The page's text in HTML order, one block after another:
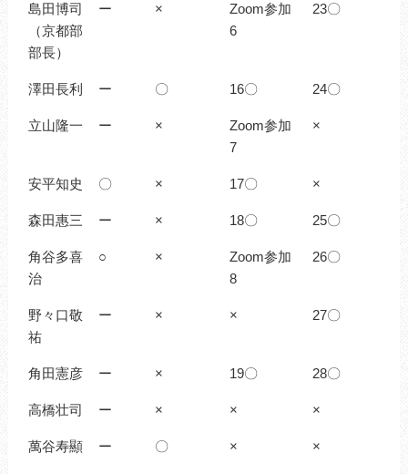
島田博司
（京都部
部長）
ー ×
Zoom参加
6
23〇
澤田長利 ー 〇 16〇 24〇
立山隆一 ー ×
Zoom参加
7
×
安平知史 〇 × 17〇 ×
森田惠三 ー × 18〇 25〇
角谷多喜
治
○ ×
Zoom参加
8
26〇
野々口敬
祐
ー × × 27〇
角田憲彦 ー × 19〇 28〇
高橋壮司 ー × × ×
萬谷寿顯 ー 〇 × ×